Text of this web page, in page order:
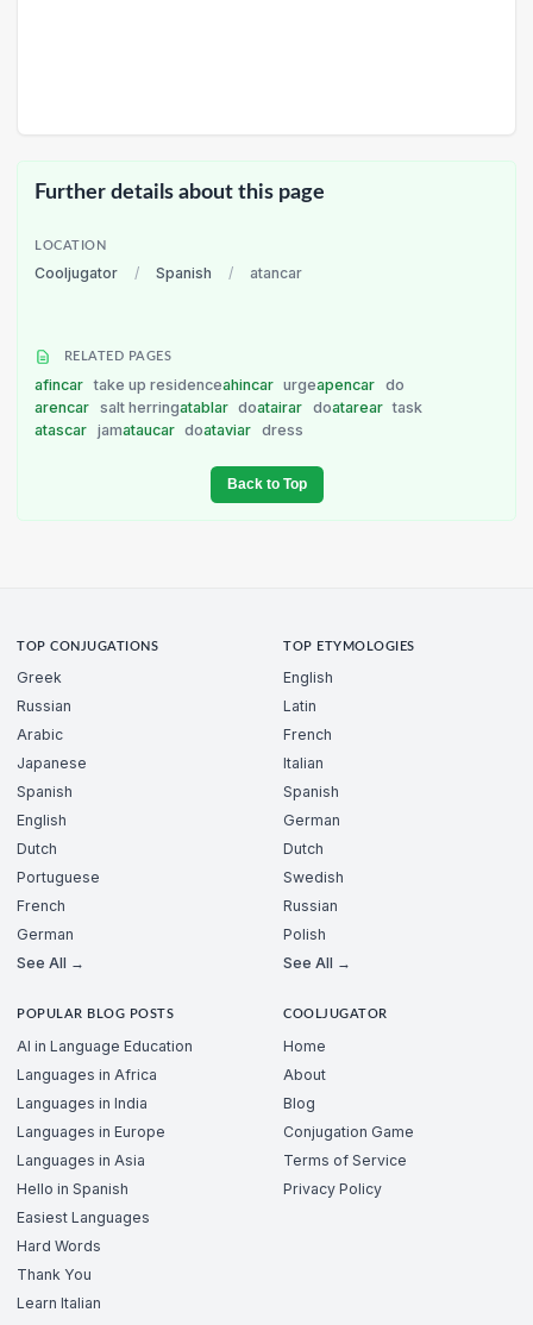
Further details about this page
LOCATION
Cooljugator / Spanish / atancar
RELATED PAGES
afincar take up residenceahincar urgeapencar do
arencar salt herringatablar doatairar doatarear task
atascar jamataucar doataviar dress
Back to Top
TOP CONJUGATIONS
Greek
Russian
Arabic
Japanese
Spanish
English
Dutch
Portuguese
French
German
See All →
TOP ETYMOLOGIES
English
Latin
French
Italian
Spanish
German
Dutch
Swedish
Russian
Polish
See All →
POPULAR BLOG POSTS
AI in Language Education
Languages in Africa
Languages in India
Languages in Europe
Languages in Asia
Hello in Spanish
Easiest Languages
Hard Words
Thank You
Learn Italian
COOLJUGATOR
Home
About
Blog
Conjugation Game
Terms of Service
Privacy Policy